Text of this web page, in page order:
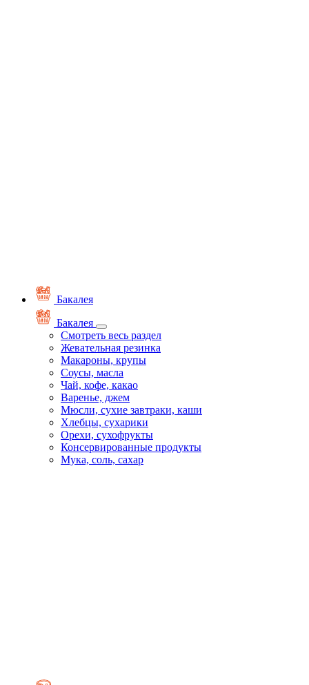
Бакалея
Бакалея
Смотреть весь раздел
Жевательная резинка
Макароны, крупы
Соусы, масла
Чай, кофе, какао
Варенье, джем
Мюсли, сухие завтраки, каши
Хлебцы, сухарики
Орехи, сухофрукты
Консервированные продукты
Мука, соль, сахар